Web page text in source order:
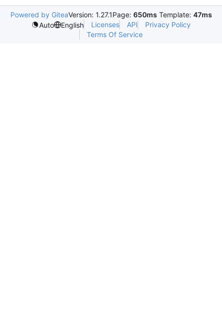
Powered by GiteaVersion: 1.27.1Page: 650ms Template: 47ms
Auto
English Licenses API
Privacy Policy
Terms Of Service